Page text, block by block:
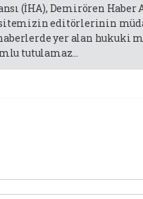
(İHA), Demirören Haber
editörlerinin
yer alan hukuki
tutulamaz...